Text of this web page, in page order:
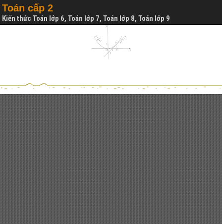
Toán cấp 2
Kiến thức Toán lớp 6, Toán lớp 7, Toán lớp 8, Toán lớp 9